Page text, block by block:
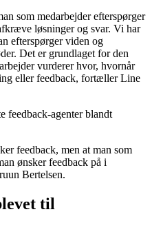
som medarbejder efterspørger
løsninger og svar. Vi har
efterspørger viden og
Det er grundlaget for den
vurderer hvor, hvornår
eller feedback, fortæller Line
feedback-agenter blandt
feedback, men at man som
ønsker feedback på i
Bertelsen.
til